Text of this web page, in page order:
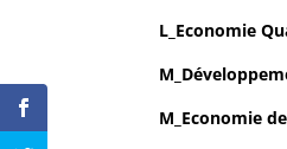
L_Economie
M
M_ Economie